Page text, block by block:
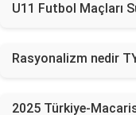
U11 Futbol Maçları
Rasyonalizm nedir
2025 Türkiye-